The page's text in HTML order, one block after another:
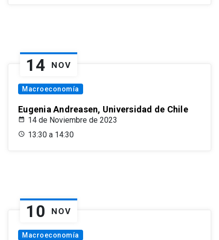
14 NOV
Macroeconomía
Eugenia Andreasen, Universidad de Chile
14 de Noviembre de 2023
13:30 a 14:30
10 NOV
Macroeconomía